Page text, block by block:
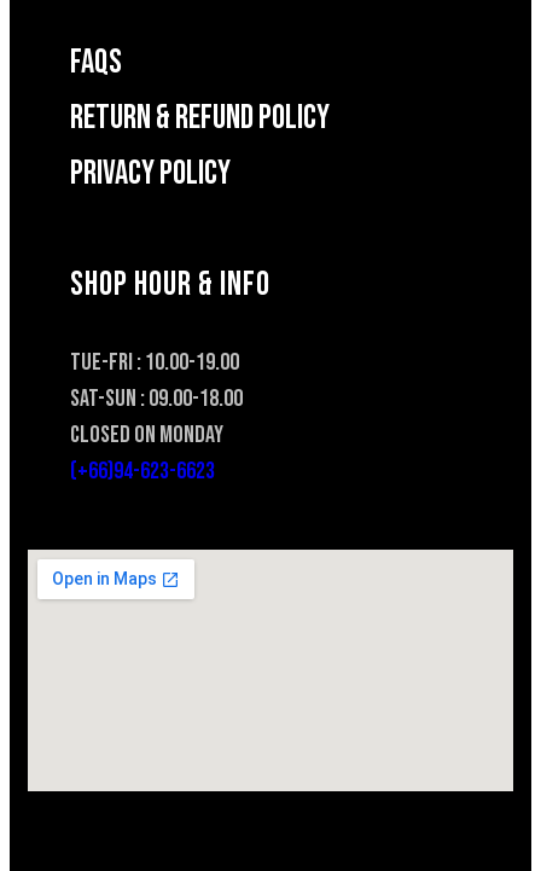
FAQS
RETURN & REFUND POLICY
Privacy Policy
SHOP HOUR & INFO
TUE-FRI : 10.00-19.00
SAT-SUN : 09.00-18.00
CLOSED ON MONDAY
(+66)94-623-6623